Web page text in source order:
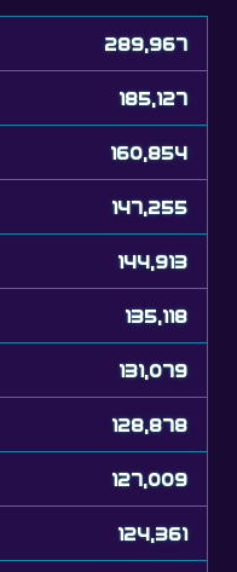
289,967
185,127
160,854
147,255
144,913
135,118
131,079
128,878
127,009
124,361